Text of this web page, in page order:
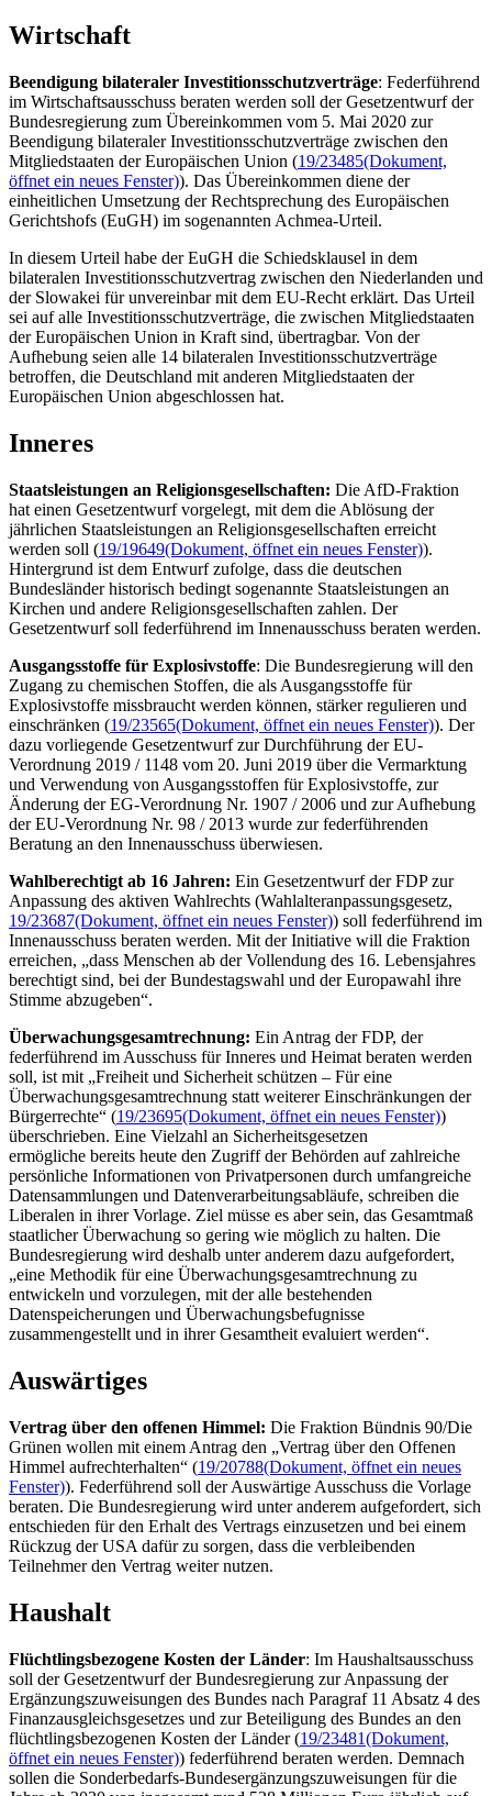
Wirtschaft
Beendigung bilateraler Investitionsschutzverträge: Federführend
im Wirtschaftsausschuss beraten werden soll der Gesetzentwurf der
Bundesregierung zum Übereinkommen vom 5. Mai 2020 zur
Beendigung bilateraler Investitionsschutzverträge zwischen den
Mitgliedstaaten der Europäischen Union (19/23485(Dokument,
öffnet ein neues Fenster)). Das Übereinkommen diene der
einheitlichen Umsetzung der Rechtsprechung des Europäischen
Gerichtshofs (EuGH) im sogenannten Achmea-Urteil.
In diesem Urteil habe der EuGH die Schiedsklausel in dem
bilateralen Investitionsschutzvertrag zwischen den Niederlanden und
der Slowakei für unvereinbar mit dem EU-Recht erklärt. Das Urteil
sei auf alle Investitionsschutzverträge, die zwischen Mitgliedstaaten
der Europäischen Union in Kraft sind, übertragbar. Von der
Aufhebung seien alle 14 bilateralen Investitionsschutzverträge
betroffen, die Deutschland mit anderen Mitgliedstaaten der
Europäischen Union abgeschlossen hat.
Inneres
Staatsleistungen an Religionsgesellschaften: Die AfD-Fraktion
hat einen Gesetzentwurf vorgelegt, mit dem die Ablösung der
jährlichen Staatsleistungen an Religionsgesellschaften erreicht
werden soll (19/19649(Dokument, öffnet ein neues Fenster)).
Hintergrund ist dem Entwurf zufolge, dass die deutschen
Bundesländer historisch bedingt sogenannte Staatsleistungen an
Kirchen und andere Religionsgesellschaften zahlen. Der
Gesetzentwurf soll federführend im Innenausschuss beraten werden.
Ausgangsstoffe für Explosivstoffe: Die Bundesregierung will den
Zugang zu chemischen Stoffen, die als Ausgangsstoffe für
Explosivstoffe missbraucht werden können, stärker regulieren und
einschränken (19/23565(Dokument, öffnet ein neues Fenster)). Der
dazu vorliegende Gesetzentwurf zur Durchführung der EU-
Verordnung 2019 / 1148 vom 20. Juni 2019 über die Vermarktung
und Verwendung von Ausgangsstoffen für Explosivstoffe, zur
Änderung der EG-Verordnung Nr. 1907 / 2006 und zur Aufhebung
der EU-Verordnung Nr. 98 / 2013 wurde zur federführenden
Beratung an den Innenausschuss überwiesen.
Wahlberechtigt ab 16 Jahren: Ein Gesetzentwurf der FDP zur
Anpassung des aktiven Wahlrechts (Wahlalteranpassungsgesetz,
19/23687(Dokument, öffnet ein neues Fenster)) soll federführend im
Innenausschuss beraten werden. Mit der Initiative will die Fraktion
erreichen, „dass Menschen ab der Vollendung des 16. Lebensjahres
berechtigt sind, bei der Bundestagswahl und der Europawahl ihre
Stimme abzugeben“.
Überwachungsgesamtrechnung: Ein Antrag der FDP, der
federführend im Ausschuss für Inneres und Heimat beraten werden
soll, ist mit „Freiheit und Sicherheit schützen – Für eine
Überwachungsgesamtrechnung statt weiterer Einschränkungen der
Bürgerrechte“ (19/23695(Dokument, öffnet ein neues Fenster))
überschrieben. Eine Vielzahl an Sicherheitsgesetzen
ermögliche bereits heute den Zugriff der Behörden auf zahlreiche
persönliche Informationen von Privatpersonen durch umfangreiche
Datensammlungen und Datenverarbeitungsabläufe, schreiben die
Liberalen in ihrer Vorlage. Ziel müsse es aber sein, das Gesamtmaß
staatlicher Überwachung so gering wie möglich zu halten. Die
Bundesregierung wird deshalb unter anderem dazu aufgefordert,
„eine Methodik für eine Überwachungsgesamtrechnung zu
entwickeln und vorzulegen, mit der alle bestehenden
Datenspeicherungen und Überwachungsbefugnisse
zusammengestellt und in ihrer Gesamtheit evaluiert werden“.
Auswärtiges
Vertrag über den offenen Himmel: Die Fraktion Bündnis 90/Die
Grünen wollen mit einem Antrag den „Vertrag über den Offenen
Himmel aufrechterhalten“ (19/20788(Dokument, öffnet ein neues
Fenster)). Federführend soll der Auswärtige Ausschuss die Vorlage
beraten. Die Bundesregierung wird unter anderem aufgefordert, sich
entschieden für den Erhalt des Vertrags einzusetzen und bei einem
Rückzug der USA dafür zu sorgen, dass die verbleibenden
Teilnehmer den Vertrag weiter nutzen.
Haushalt
Flüchtlingsbezogene Kosten der Länder: Im Haushaltsausschuss
soll der Gesetzentwurf der Bundesregierung zur Anpassung der
Ergänzungszuweisungen des Bundes nach Paragraf 11 Absatz 4 des
Finanzausgleichsgesetzes und zur Beteiligung des Bundes an den
flüchtlingsbezogenen Kosten der Länder (19/23481(Dokument,
öffnet ein neues Fenster)) federführend beraten werden. Demnach
sollen die Sonderbedarfs-Bundesergänzungszuweisungen für die